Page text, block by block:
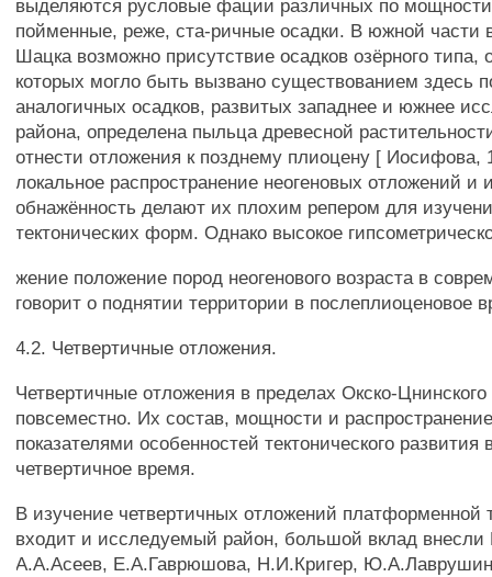
выделяются русловые фации различных по мощности
пойменные, реже, ста-ричные осадки. В южной части
Шацка возможно присутствие осадков озёрного типа,
которых могло быть вызвано существованием здесь
аналогичных осадков, развитых западнее и южнее
района, определена пыльца древесной
отнести отложения к позднему плиоцену [ Иосифова,
локальное распространение неогеновых отложений и
обнажённость делают их плохим репером для
тектонических форм. Однако высокое
жение положение пород неогенового возраста в
говорит о поднятии территории в послеплиоценовое
4.2. Четвертичные отложения.
Четвертичные отложения в пределах Окско-
повсеместно. Их состав, мощности и
показателями особенностей тектонического развития
четвертичное время.
В изучение четвертичных отложений платформенной
входит и исследуемый район, большой вклад
А.А.Асеев, Е.А.Гаврюшова, Н.И.Кригер,